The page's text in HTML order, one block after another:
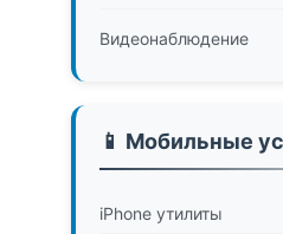
Видеонаблюдение
📱 Мобильные
iPhone утилиты